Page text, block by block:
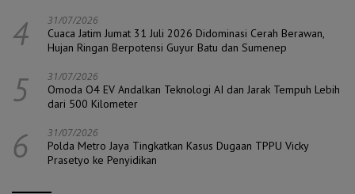
4 31/07/2026
Cuaca Jatim Jumat 31 Juli 2026 Didominasi Cerah Berawan,
Hujan Ringan Berpotensi Guyur Batu dan Sumenep
5 31/07/2026
Omoda O4 EV Andalkan Teknologi AI dan Jarak Tempuh Lebih
dari 500 Kilometer
6 31/07/2026
Polda Metro Jaya Tingkatkan Kasus Dugaan TPPU Vicky
Prasetyo ke Penyidikan